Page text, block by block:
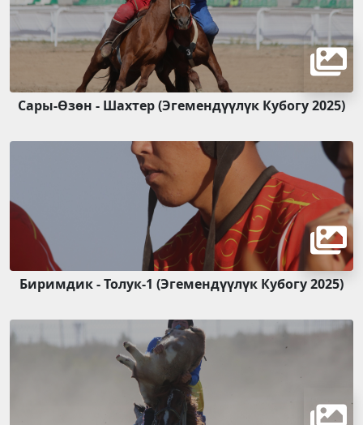
Сары-Өзөн - Шахтер (Эгемендүүлүк Кубогу 2025)
Биримдик - Толук-1 (Эгемендүүлүк Кубогу 2025)